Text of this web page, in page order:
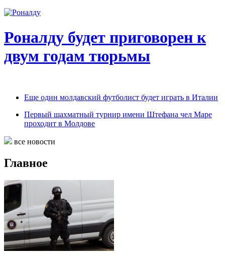
Роналду будет приговорен к
двум годам тюрьмы
Еще один молдавский футболист будет играть в Италии
Первый шахматный турнир имени Штефана чел Маре
проходит в Молдове
все новости
Главное